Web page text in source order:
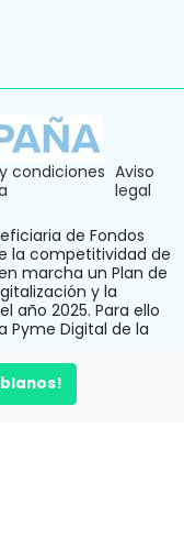
condiciones Aviso
legal
de Fondos
la competitividad de
marcha un Plan de
y la
año 2025. Para ello
Pyme Digital de la